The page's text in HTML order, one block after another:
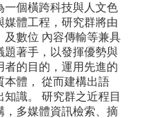
一個橫跨科技與人文色
媒體工程，研究群將由
數位 內容傳輸等兼具
題著手，以發揮優勢與
者的目的，運用先進的
本體， 從而建構出語
識。 研究群之近程目
，多媒體資訊檢索、摘